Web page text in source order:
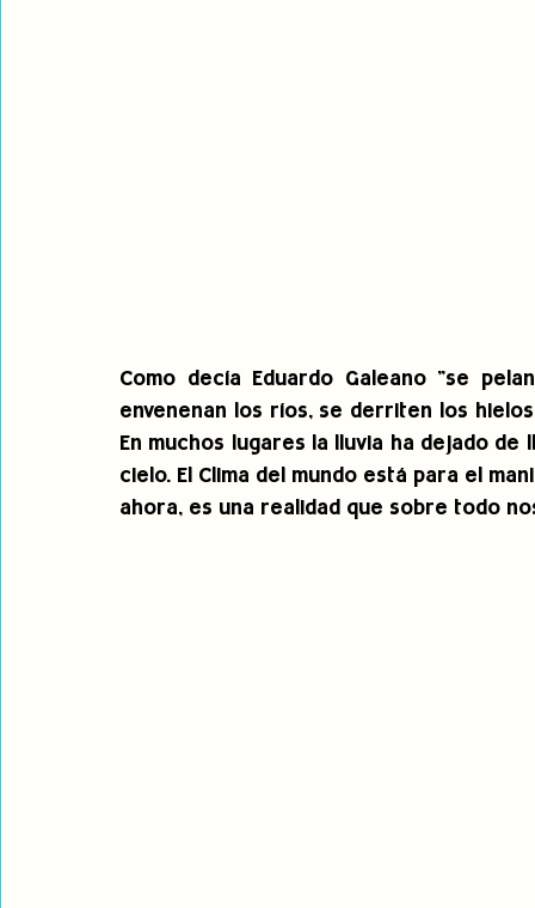
Como decía Eduardo Galeano "se
envenenan los ríos, se derriten los
En muchos lugares la lluvia ha dejado
cielo. El Clima del mundo está para el
ahora, es una realidad que sobre todo